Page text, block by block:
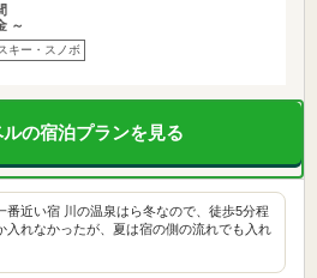
～
キー・スノボ
の宿泊プランを見る
番近い宿 川の温泉はら冬なので、徒歩5分程
入れなかったが、夏は宿の側の流れでも入れ